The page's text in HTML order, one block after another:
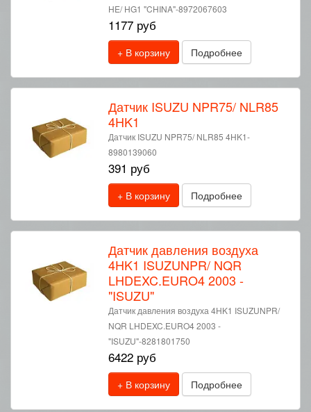
HE/ HG1 "CHINA"-8972067603
1177 руб
+ В корзину Подробнее
Датчик ISUZU NPR75/ NLR85
4HK1
Датчик ISUZU NPR75/ NLR85 4HK1-
8980139060
391 руб
+ В корзину Подробнее
Датчик давления воздуха
4HK1 ISUZUNPR/ NQR
LHDEXC.EURO4 2003 -
"ISUZU"
Датчик давления воздуха 4HK1 ISUZUNPR/
NQR LHDEXC.EURO4 2003 -
"ISUZU"-8281801750
6422 руб
+ В корзину Подробнее